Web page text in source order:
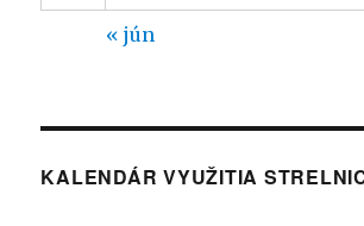
« jún
KALENDÁR VYUŽITIA